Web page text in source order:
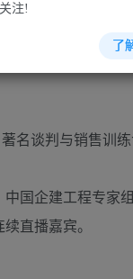
您当前未登录！建
名谈判与销售训
国企建工程专家
直播嘉宾。
注!
了